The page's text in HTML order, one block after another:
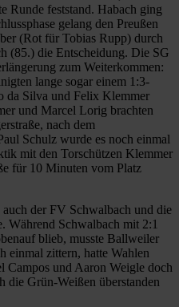
Runde feststand. Habach ging
gelang den Preußen
(Rot für Tobias Rupp) durch
(85.) die Entscheidung. Die SG
zum Weiterkommen:
lange sogar einem 1:3-
da Silva und Felix Klemmer
und Marcel Lorig brachten
nach dem
Schulz wurde es noch einmal
mit den Torschützen Klemmer
für 10 Minuten vom Platz
der FV Schwalbach und die
Während Schwalbach mit 2:1
blieb, musste Ballweiler
einmal zittern, hatte Wahlen
Campos und Aaron Weigle doch
die Grün-Weißen überstanden